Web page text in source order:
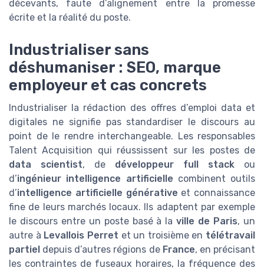
décevants, faute d’alignement entre la promesse
écrite et la réalité du poste.
Industrialiser sans
déshumaniser : SEO, marque
employeur et cas concrets
Industrialiser la rédaction des offres d’emploi data et
digitales ne signifie pas standardiser le discours au
point de le rendre interchangeable. Les responsables
Talent Acquisition qui réussissent sur les postes de
data scientist, de développeur full stack ou
d’ingénieur intelligence artificielle combinent outils
d’intelligence artificielle générative et connaissance
fine de leurs marchés locaux. Ils adaptent par exemple
le discours entre un poste basé à laville de Paris, un
autre à Levallois Perret et un troisième en télétravail
partiel depuis d’autres régions de France, en précisant
les contraintes de fuseaux horaires, la fréquence des